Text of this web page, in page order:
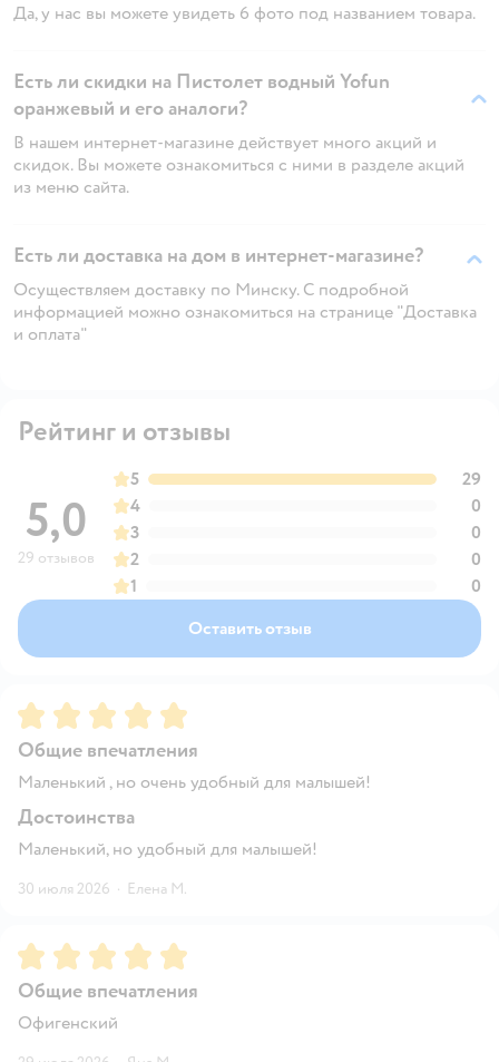
Да, у нас вы можете увидеть 6 фото под названием товара.
Есть ли скидки на Пистолет водный Yofun
оранжевый и его аналоги?
В нашем интернет-магазине действует много акций и
скидок. Вы можете ознакомиться с ними в разделе акций
из меню сайта.
Есть ли доставка на дом в интернет-магазине?
Осуществляем доставку по Минску. С подробной
информацией можно ознакомиться на странице "Доставка
и оплата"
Рейтинг и отзывы
5,0
29 отзывов
5
29
4
0
3
0
2
0
1
0
Оставить отзыв
Рейтинг:5
Общие впечатления
Маленький , но очень удобный для малышей!
Достоинства
Маленький, но удобный для малышей!
30 июля 2026 · Елена М.
Рейтинг:5
Общие впечатления
Офигенский